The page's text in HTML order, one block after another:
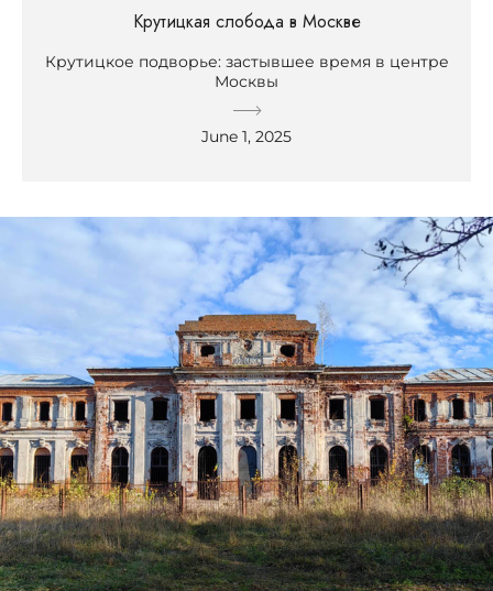
Крутицкая слобода в Москве
Крутицкое подворье: застывшее время в центре
Москвы
June 1, 2025